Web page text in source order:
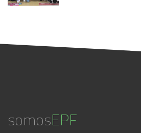
somosEPF